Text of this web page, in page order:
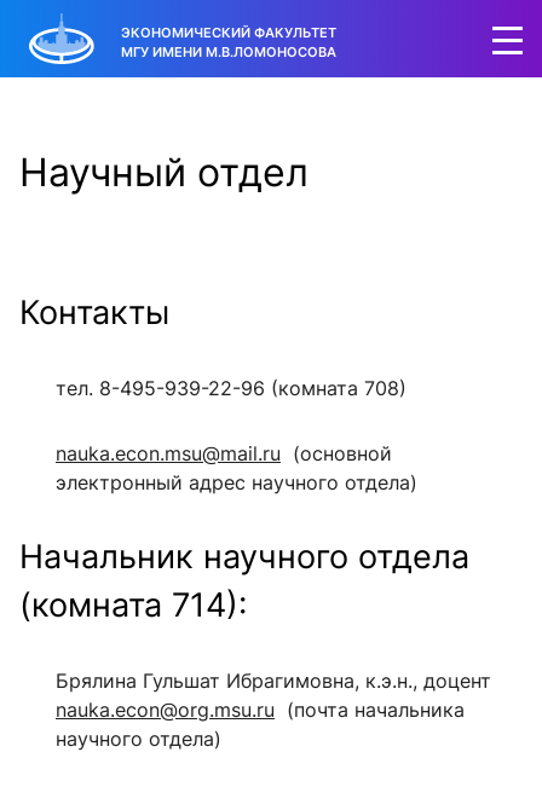
ЭКОНОМИЧЕСКИЙ ФАКУЛЬТЕТ
МГУ ИМЕНИ М.В.ЛОМОНОСОВА
Научный отдел
Контакты
тел. 8-495-939-22-96 (комната 708)
nauka.econ.msu@mail.ru (основной
электронный адрес научного отдела)
Начальник научного отдела
(комната 714):
Брялина Гульшат Ибрагимовна, к.э.н., доцент
nauka.econ@org.msu.ru (почта начальника
научного отдела)